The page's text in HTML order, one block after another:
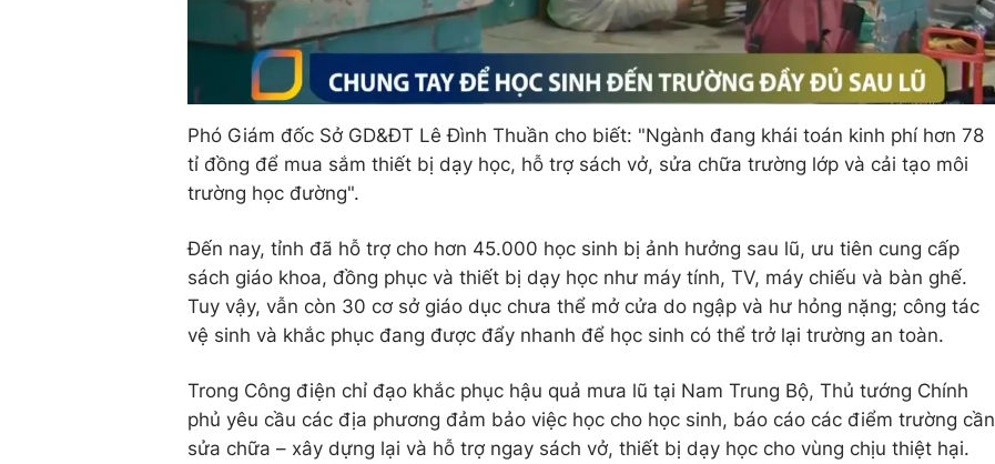
Phó Giám đốc Sở GD&ĐT Lê Đình Thuần cho biết: "Ngành đang khái toán kinh phí hơn 78
tỉ đồng để mua sắm thiết bị dạy học, hỗ trợ sách vở, sửa chữa trường lớp và cải tạo môi
trường học đường".
Đến nay, tỉnh đã hỗ trợ cho hơn 45.000 học sinh bị ảnh hưởng sau lũ, ưu tiên cung cấp
sách giáo khoa, đồng phục và thiết bị dạy học như máy tính, TV, máy chiếu và bàn ghế.
Tuy vậy, vẫn còn 30 cơ sở giáo dục chưa thể mở cửa do ngập và hư hỏng nặng; công tác
vệ sinh và khắc phục đang được đẩy nhanh để học sinh có thể trở lại trường an toàn.
Trong Công điện chỉ đạo khắc phục hậu quả mưa lũ tại Nam Trung Bộ, Thủ tướng Chính
phủ yêu cầu các địa phương đảm bảo việc học cho học sinh, báo cáo các điểm trường cần
sửa chữa – xây dựng lại và hỗ trợ ngay sách vở, thiết bị dạy học cho vùng chịu thiệt hại.